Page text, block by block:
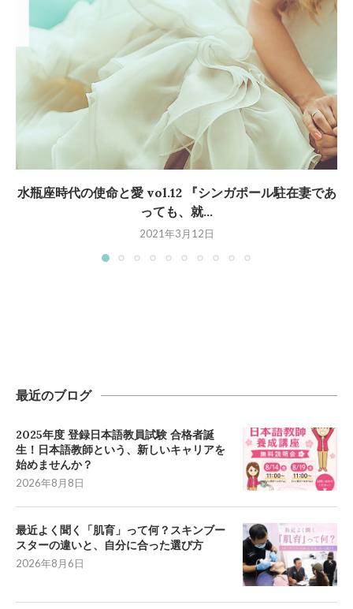
水瓶座時代の使命と愛 vol.12 『シンガポール駐在妻であ
っても、就...
2021年3月12日
最近のブログ
2025年度 登録日本語教員試験 合格者誕
生！日本語教師という、新しいキャリアを
始めませんか？
2026年8月8日
最近よく聞く「肌育」って何？スキンブー
スターの違いと、自分に合った選び方
2026年8月6日